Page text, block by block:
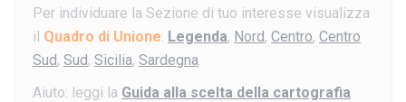
Per individuare la Sezione di tuo interesse visualizza
il Quadro di Unione: Legenda, Nord, Centro, Centro
Sud, Sud, Sicilia, Sardegna
Aiuto: leggi la Guida alla scelta della cartografia